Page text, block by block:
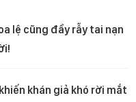
lệ cũng đầy rẫy tai nạn
khán giả khó rời mắt